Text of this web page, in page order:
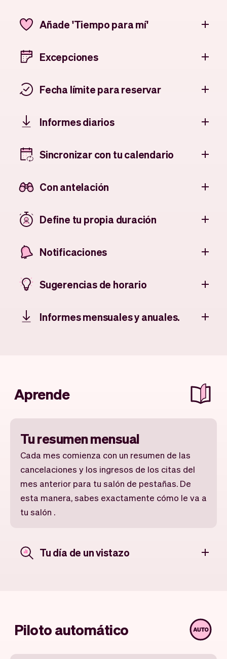
Añade 'Tiempo para mí'
Excepciones
Fecha límite para reservar
Informes diarios
Sincronizar con tu calendario
Con antelación
Define tu propia duración
Notificaciones
Sugerencias de horario
Informes mensuales y anuales.
Aprende
Tu resumen mensual
Cada mes comienza con un resumen de las
cancelaciones y los ingresos de los citas del
mes anterior para tu salón de pestañas. De
esta manera, sabes exactamente cómo le va a
tu salón .
Tu día de un vistazo
Piloto automático